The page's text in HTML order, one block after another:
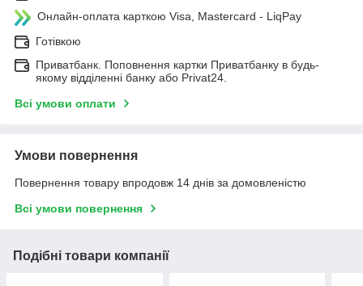
Онлайн-оплата карткою Visa, Mastercard - LiqPay
Готівкою
Приватбанк. Поповнення картки Приватбанку в будь-
якому відділенні банку або Privat24.
Всі умови оплати
Умови повернення
Повернення товару впродовж 14 днів за домовленістю
Всі умови повернення
Подібні товари компанії